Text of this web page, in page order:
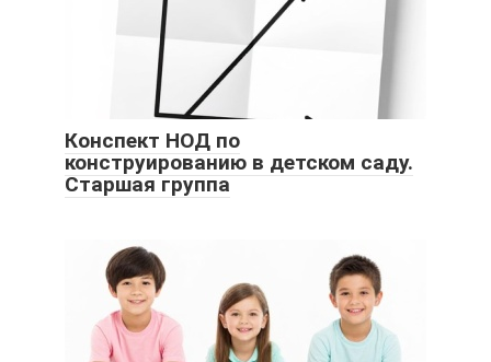
Конспект НОД по
конструированию в детском саду.
Старшая группа